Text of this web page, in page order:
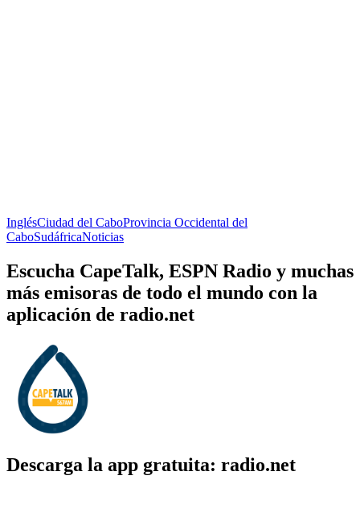
InglésCiudad del CaboProvincia Occidental del
CaboSudáfricaNoticias
Escucha CapeTalk, ESPN Radio y muchas
más emisoras de todo el mundo con la
aplicación de radio.net
Descarga la app gratuita: radio.net